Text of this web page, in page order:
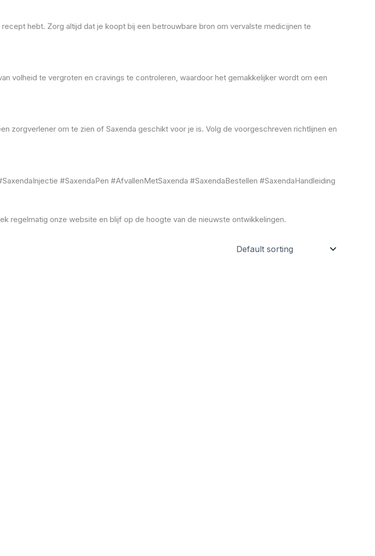
hebt. Zorg altijd dat je koopt bij een betrouwbare bron om vervalste medicijnen te
volheid te vergroten en cravings te controleren, waardoor het gemakkelijker wordt om een
zorgverlener om te zien of Saxenda geschikt voor je is. Volg de voorgeschreven richtlijnen en
#SaxendaPen #AfvallenMetSaxenda #SaxendaBestellen #SaxendaHandleiding
regelmatig onze website en blijf op de hoogte van de nieuwste ontwikkelingen.